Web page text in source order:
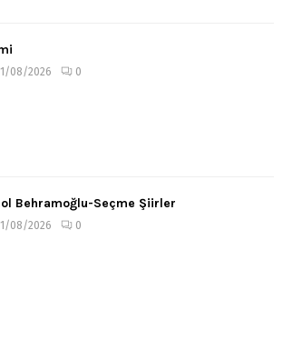
08/2026 0
Behramoğlu-Seçme Şiirler
08/2026 0